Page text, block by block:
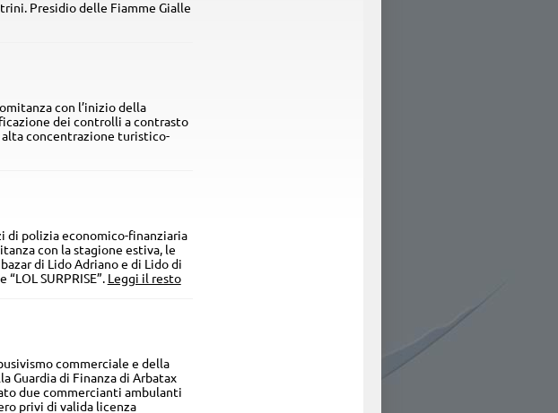
Presidio delle Fiamme Gialle
con l’inizio della
dei controlli a contrasto
alta concentrazione turistico-
di polizia economico-finanziaria
con la stagione estiva, le
di Lido Adriano e di Lido di
SURPRISE”. Leggi il resto
commerciale e della
Guardia di Finanza di Arbatax
due commercianti ambulanti
privi di valida licenza